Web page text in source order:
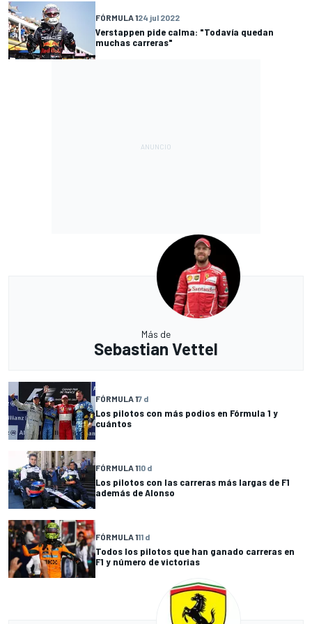
FÓRMULA 124 jul 2022
Verstappen pide calma: "Todavía quedan
muchas carreras"
Más de
Sebastian Vettel
FÓRMULA 17 d
Los pilotos con más podios en Fórmula 1 y
cuántos
FÓRMULA 110 d
Los pilotos con las carreras más largas de F1
además de Alonso
FÓRMULA 111 d
Todos los pilotos que han ganado carreras en
F1 y número de victorias